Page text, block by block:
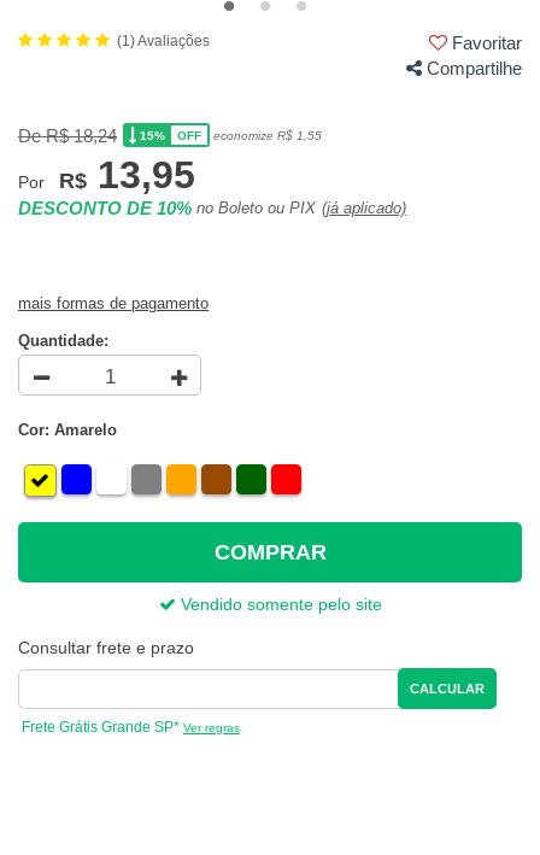
(1) Avaliações
Favoritar
Compartilhe
De R$ 18,24 15% OFF economize R$ 1,55
Por R$ 13,95
DESCONTO DE 10% no Boleto ou PIX (já aplicado)
mais formas de pagamento
Quantidade:
Cor: Amarelo
COMPRAR
Vendido somente pelo site
Consultar frete e prazo
CALCULAR
Frete Grátis Grande SP* Ver regras